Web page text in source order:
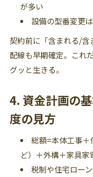
が多い
設備の型番変更
契約前に「含まれる/含
配線も早期確定。これ
グッと生きる。
4. 資金計画の
度の見方
総額=本体工事
ど）＋外構＋家具家
税制や住宅ロー